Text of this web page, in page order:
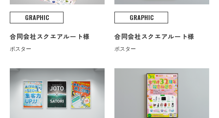
GRAPHIC
合同会社スクエアルート様
ポスター
GRAPHIC
合同会社スクエアルート様
ポスター